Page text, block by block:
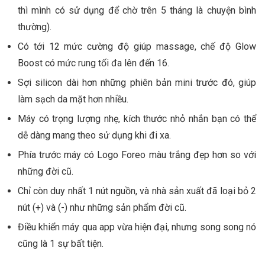
thì mình có sử dụng để chờ trên 5 tháng là chuyện bình
thường).
Có tới 12 mức cường độ giúp massage, chế độ Glow
Boost có mức rung tối đa lên đến 16.
Sợi silicon dài hơn những phiên bản mini trước đó, giúp
làm sạch da mặt hơn nhiều.
Máy có trọng lượng nhẹ, kích thước nhỏ nhắn bạn có thể
dễ dàng mang theo sử dụng khi đi xa.
Phía trước máy có Logo Foreo màu trắng đẹp hơn so với
những đời cũ.
Chỉ còn duy nhất 1 nút nguồn, và nhà sản xuất đã loại bỏ 2
nút (+) và (-) như những sản phẩm đời cũ.
Điều khiển máy qua app vừa hiện đại, nhưng song song nó
cũng là 1 sự bất tiện.